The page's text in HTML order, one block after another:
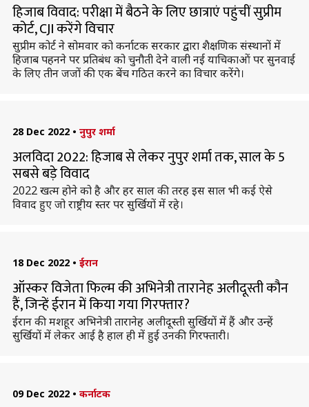
हिजाब विवाद: परीक्षा में बैठने के लिए छात्राएं पहुंचीं सुप्रीम
कोर्ट, CJI करेंगे विचार
सुप्रीम कोर्ट ने सोमवार को कर्नाटक सरकार द्वारा शैक्षणिक संस्थानों में
हिजाब पहनने पर प्रतिबंध को चुनौती देने वाली नई याचिकाओं पर सुनवाई
के लिए तीन जजों की एक बेंच गठित करने का विचार करेंगे।
28 Dec 2022 • नुपुर शर्मा
अलविदा 2022: हिजाब से लेकर नुपुर शर्मा तक, साल के 5
सबसे बड़े विवाद
2022 खत्म होने को है और हर साल की तरह इस साल भी कई ऐसे
विवाद हुए जो राष्ट्रीय स्तर पर सुर्खियों में रहे।
18 Dec 2022 • ईरान
ऑस्कर विजेता फिल्म की अभिनेत्री तारानेह अलीदूस्ती कौन
हैं, जिन्हें ईरान में किया गया गिरफ्तार?
ईरान की मशहूर अभिनेत्री तारानेह अलीदूस्ती सुर्खियों में हैं और उन्हें
सुर्खियों में लेकर आई है हाल ही में हुई उनकी गिरफ्तारी।
09 Dec 2022 • कर्नाटक